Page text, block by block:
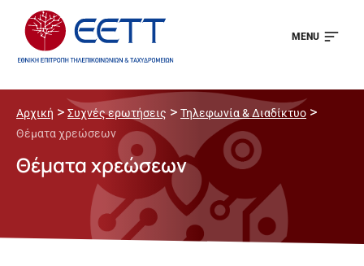
MENU
Αρχική > Συχνές ερωτήσεις > Τηλεφωνία & Διαδίκτυο >
Θέματα χρεώσεων
Θέματα χρεώσεων